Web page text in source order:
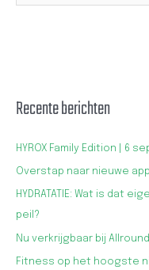
Recente berichten
HYROX Family Edition | 6
Overstap naar nieuwe
HYDRATATIE: Wat is dat
peil?
Nu verkrijgbaar bij
Fitness op het hoogste